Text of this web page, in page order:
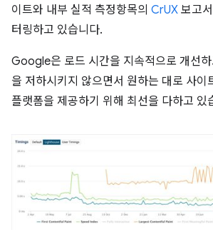
이트와 내부 실적 측정항목의 CrUX 보고
터링하고 있습니다.
Google은 로드 시간을 지속적으로 개선
을 저하시키지 않으면서 원하는 대로 사이
플랫폼을 제공하기 위해 최선을 다하고 있